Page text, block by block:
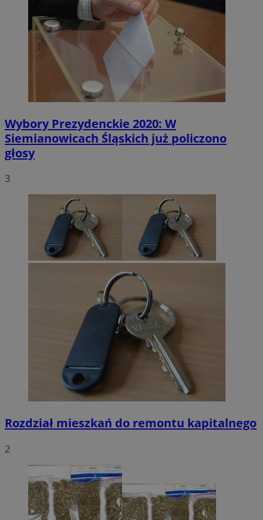
Wybory Prezydenckie 2020: W
Siemianowicach Śląskich już policzono
głosy
3
Rozdział mieszkań do remontu kapitalnego
2